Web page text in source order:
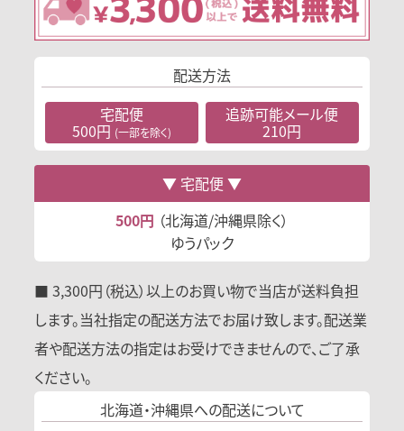
配送方法
宅配便
500円 (一部を除く)
追跡可能メール便
210円
宅配便
500円 （北海道/沖縄県除く）
ゆうパック
■ 3,300円（税込）以上のお買い物で当店が送料負担
します。当社指定の配送方法でお届け致します。配送業
者や配送方法の指定はお受けできませんので、ご了承
ください。
北海道・沖縄県への配送について